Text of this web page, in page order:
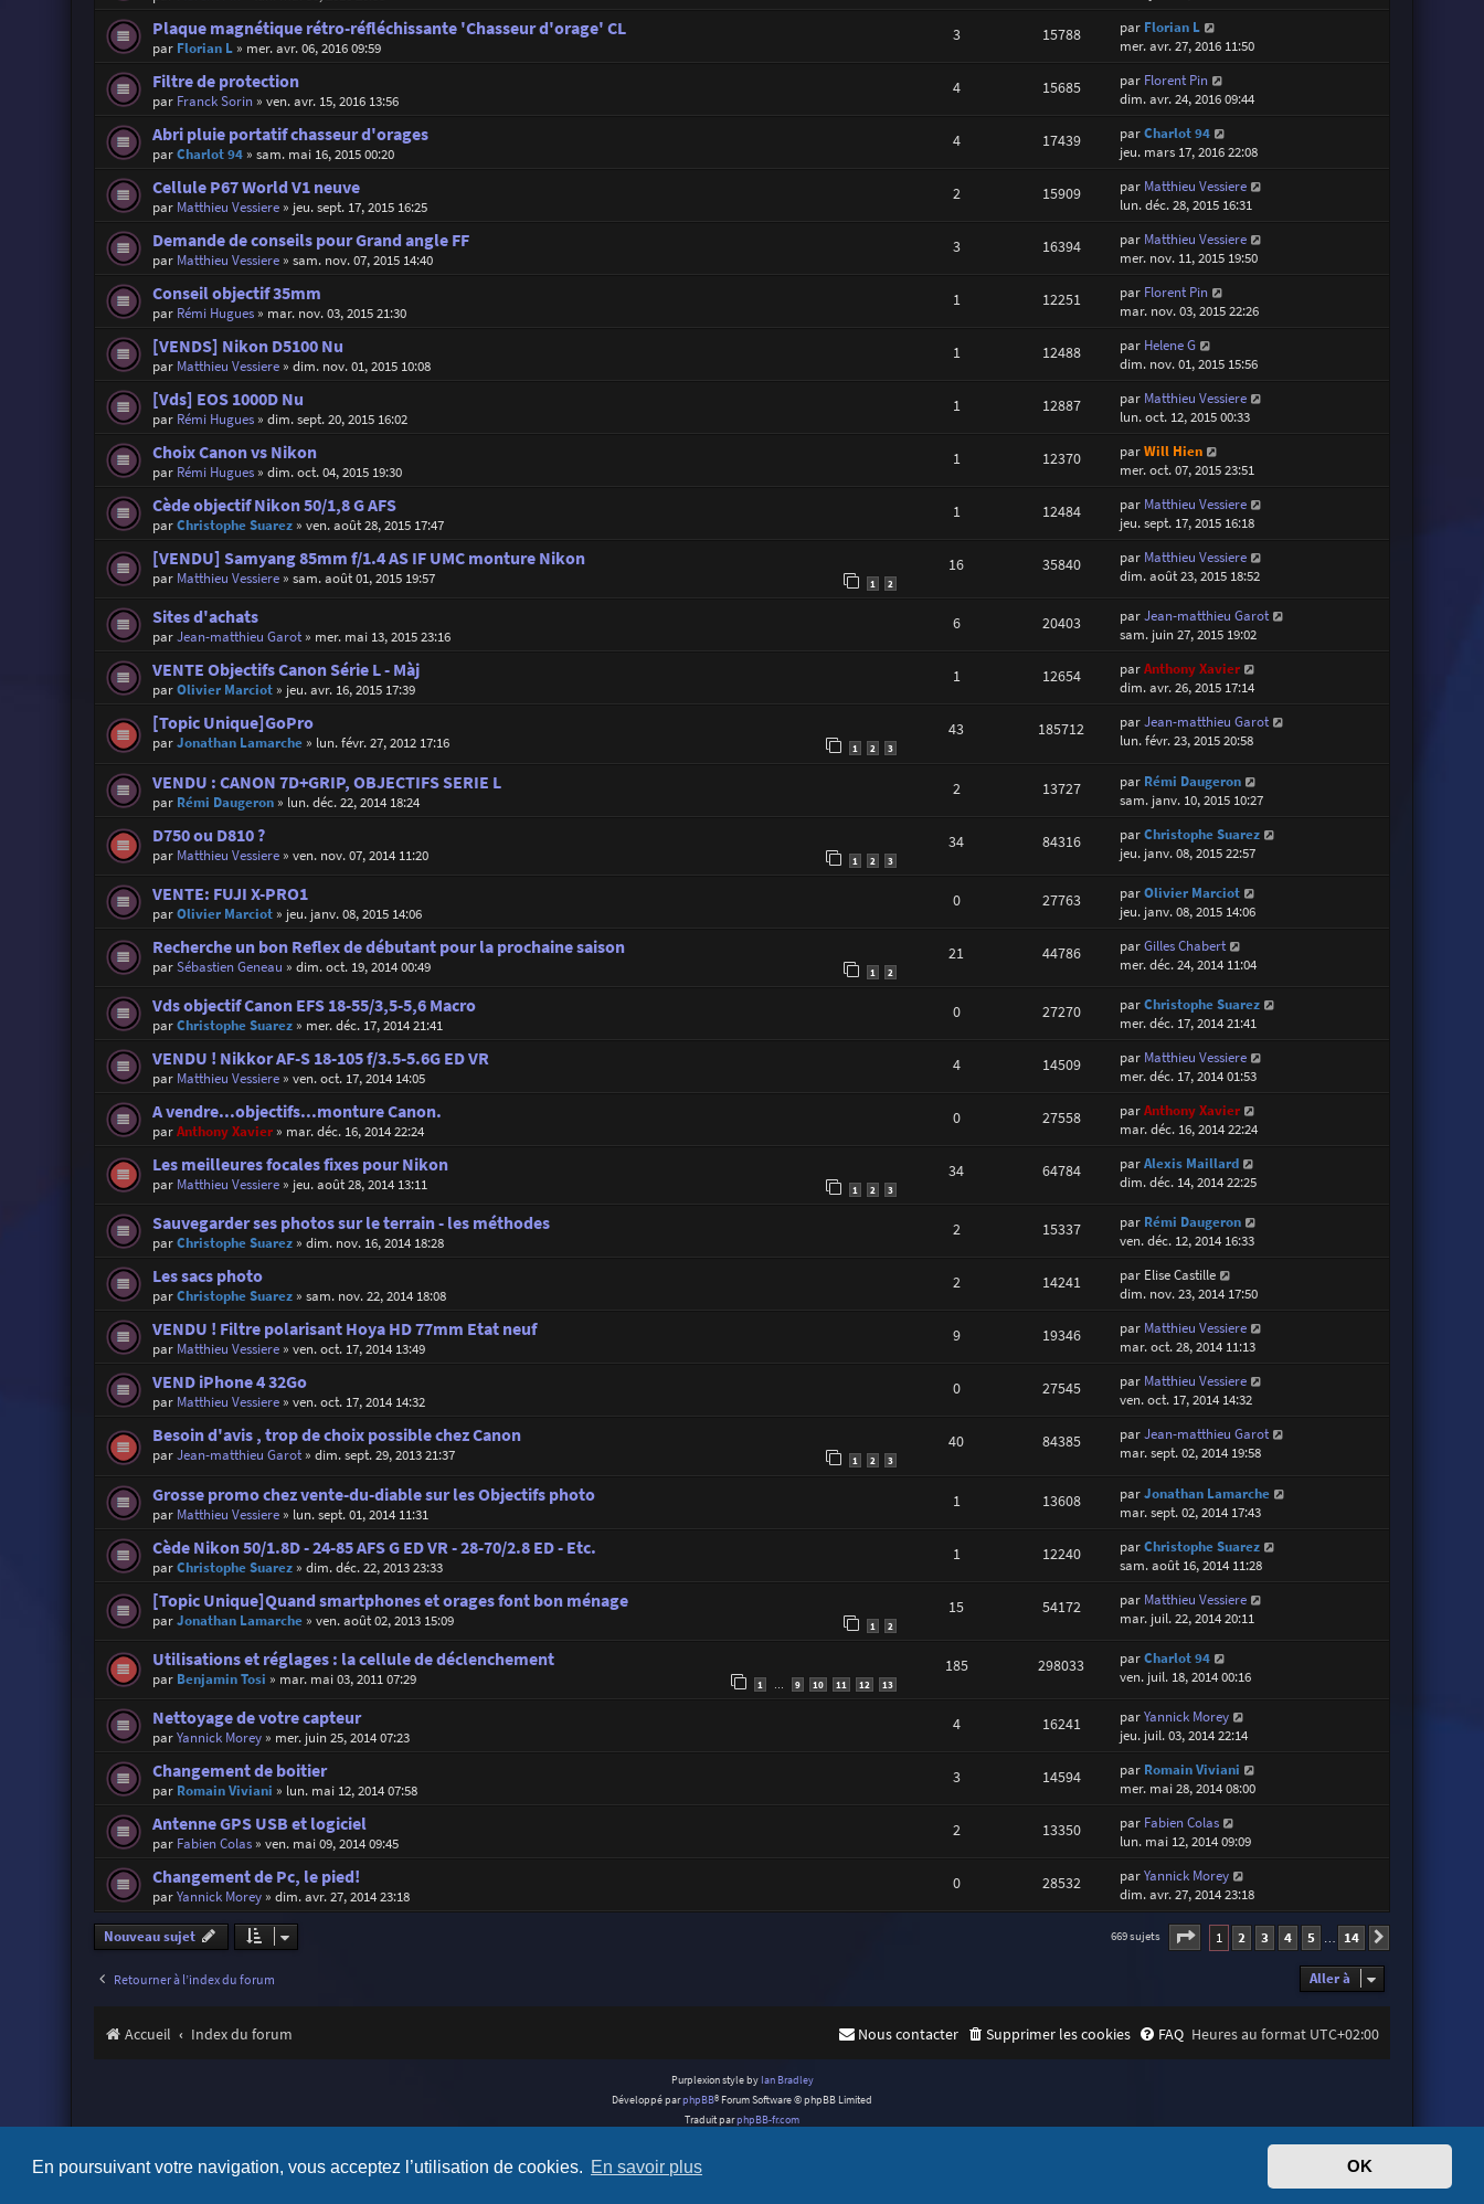
En poursuivant votre navigation, vous acceptez l’utilisation de cookies. En savoir plus OK
Plaque magnétique rétro-réfléchissante 'Chasseur d'orage' CL
par Florian L» mer. avr. 06, 2016 09:59
3 15788 par Florian L
mer. avr. 27, 2016 11:50
Filtre de protection
par Franck Sorin» ven. avr. 15, 2016 13:56
4 15685 par Florent Pin
dim. avr. 24, 2016 09:44
Abri pluie portatif chasseur d'orages
parCharlot 94» sam. mai 16, 2015 00:20
4 17439 parCharlot 94
jeu. mars 17, 2016 22:08
Cellule P67 World V1 neuve
par Matthieu Vessiere» jeu. sept. 17, 2015 16:25
2 15909 par Matthieu Vessiere
lun. déc. 28, 2015 16:31
Demande de conseils pour Grand angle FF
par Matthieu Vessiere» sam. nov. 07, 2015 14:40
3 16394 par Matthieu Vessiere
mer. nov. 11, 2015 19:50
Conseil objectif 35mm
par Rémi Hugues» mar. nov. 03, 2015 21:30
1 12251 par Florent Pin
mar. nov. 03, 2015 22:26
[VENDS] Nikon D5100 Nu
par Matthieu Vessiere» dim. nov. 01, 2015 10:08
1 12488 par Helene G
dim. nov. 01, 2015 15:56
[Vds] EOS 1000D Nu
par Rémi Hugues» dim. sept. 20, 2015 16:02
1 12887 par Matthieu Vessiere
lun. oct. 12, 2015 00:33
Choix Canon vs Nikon
par Rémi Hugues» dim. oct. 04, 2015 19:30
1 12370 parWill Hien
mer. oct. 07, 2015 23:51
Cède objectif Nikon 50/1,8 G AFS
parChristophe Suarez» ven. août 28, 2015 17:47
1 12484 par Matthieu Vessiere
jeu. sept. 17, 2015 16:18
[VENDU] Samyang 85mm f/1.4 AS IF UMC monture Nikon
par Matthieu Vessiere» sam. août 01, 2015 19:57 1 2
16 35840 par Matthieu Vessiere
dim. août 23, 2015 18:52
Sites d'achats
parJean-matthieu Garot» mer. mai 13, 2015 23:16
6 20403 parJean-matthieu Garot
sam. juin 27, 2015 19:02
VENTE Objectifs Canon Série L - Màj
parOlivier Marciot» jeu. avr. 16, 2015 17:39
1 12654 parAnthony Xavier
dim. avr. 26, 2015 17:14
[Topic Unique]GoPro
parJonathan Lamarche» lun. févr. 27, 2012 17:16 1 2 3
43 185712 parJean-matthieu Garot
lun. févr. 23, 2015 20:58
VENDU : CANON 7D+GRIP, OBJECTIFS SERIE L
par Rémi Daugeron» lun. déc. 22, 2014 18:24
2 13727 par Rémi Daugeron
sam. janv. 10, 2015 10:27
D750 ou D810 ?
par Matthieu Vessiere» ven. nov. 07, 2014 11:20 1 2 3
34 84316 parChristophe Suarez
jeu. janv. 08, 2015 22:57
VENTE: FUJI X-PRO1
parOlivier Marciot» jeu. janv. 08, 2015 14:06
0 27763 parOlivier Marciot
jeu. janv. 08, 2015 14:06
Recherche un bon Reflex de débutant pour la prochaine saison
parSébastien Geneau » dim. oct. 19, 2014 00:49 1 2
21 44786 parGilles Chabert
mer. déc. 24, 2014 11:04
Vds objectif Canon EFS 18-55/3,5-5,6 Macro
parChristophe Suarez» mer. déc. 17, 2014 21:41
0 27270 parChristophe Suarez
mer. déc. 17, 2014 21:41
VENDU ! Nikkor AF-S 18-105 f/3.5-5.6G ED VR
par Matthieu Vessiere» ven. oct. 17, 2014 14:05
4 14509 par Matthieu Vessiere
mer. déc. 17, 2014 01:53
A vendre...objectifs...monture Canon.
parAnthony Xavier» mar. déc. 16, 2014 22:24
0 27558 parAnthony Xavier
mar. déc. 16, 2014 22:24
Les meilleures focales fixes pour Nikon
par Matthieu Vessiere» jeu. août 28, 2014 13:11 1 2 3
34 64784 parAlexis Maillard
dim. déc. 14, 2014 22:25
Sauvegarder ses photos sur le terrain - les méthodes
parChristophe Suarez» dim. nov. 16, 2014 18:28
2 15337 par Rémi Daugeron
ven. déc. 12, 2014 16:33
Les sacs photo
parChristophe Suarez» sam. nov. 22, 2014 18:08
2 14241 par Elise Castille
dim. nov. 23, 2014 17:50
VENDU ! Filtre polarisant Hoya HD 77mm Etat neuf
par Matthieu Vessiere» ven. oct. 17, 2014 13:49
9 19346 par Matthieu Vessiere
mar. oct. 28, 2014 11:13
VEND iPhone 4 32Go
par Matthieu Vessiere» ven. oct. 17, 2014 14:32
0 27545 par Matthieu Vessiere
ven. oct. 17, 2014 14:32
Besoin d'avis , trop de choix possible chez Canon
parJean-matthieu Garot» dim. sept. 29, 2013 21:37 1 2 3
40 84385 parJean-matthieu Garot
mar. sept. 02, 2014 19:58
Grosse promo chez vente-du-diable sur les Objectifs photo
par Matthieu Vessiere» lun. sept. 01, 2014 11:31
1 13608 parJonathan Lamarche
mar. sept. 02, 2014 17:43
Cède Nikon 50/1.8D - 24-85 AFS G ED VR - 28-70/2.8 ED - Etc.
parChristophe Suarez» dim. déc. 22, 2013 23:33
1 12240 parChristophe Suarez
sam. août 16, 2014 11:28
[Topic Unique]Quand smartphones et orages font bon ménage
parJonathan Lamarche» ven. août 02, 2013 15:09 1 2
15 54172 par Matthieu Vessiere
mar. juil. 22, 2014 20:11
Utilisations et réglages : la cellule de déclenchement
par Benjamin Tosi » mar. mai 03, 2011 07:29 1 … 9 10 11 12 13
185 298033 parCharlot 94
ven. juil. 18, 2014 00:16
Nettoyage de votre capteur
parYannick Morey» mer. juin 25, 2014 07:23
4 16241 parYannick Morey
jeu. juil. 03, 2014 22:14
Changement de boitier
par Romain Viviani » lun. mai 12, 2014 07:58
3 14594 par Romain Viviani
mer. mai 28, 2014 08:00
Antenne GPS USB et logiciel
par Fabien Colas» ven. mai 09, 2014 09:45
2 13350 par Fabien Colas
lun. mai 12, 2014 09:09
Changement de Pc, le pied!
parYannick Morey» dim. avr. 27, 2014 23:18
0 28532 parYannick Morey
dim. avr. 27, 2014 23:18
Nouveau sujet 669 sujets Page 1sur14
1 2 3 4 5 14
Retourner à l’index du forum Aller à
Accueil Index du forum Heures au format UTC+02:00
FAQ
Supprimer les cookies
Nous contacter
Purplexion style by Ian Bradley
Développé parphpBB® Forum Software © phpBB Limited
Traduit parphpBB-fr.com